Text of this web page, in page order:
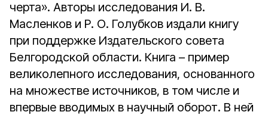
черта». Авторы исследования И. В.
Масленков и Р. О. Голубков издали книгу
при поддержке Издательского совета
Белгородской области. Книга – пример
великолепного исследования, основанного
на множестве источников, в том числе и
впервые вводимых в научный оборот. В ней